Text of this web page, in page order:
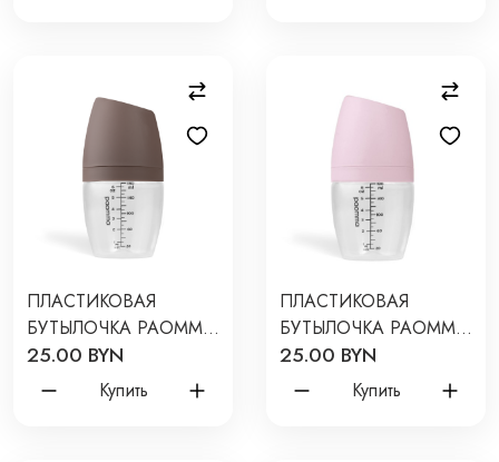
ПЛАСТИКОВАЯ
БУТЫЛОЧКА PAOMMA
180 МЛ ЦВЕТ: TAUPE
25.00 BYN
Купить
ПЛАСТИКОВАЯ
БУТЫЛОЧКА PAOMMA
180 МЛ ЦВЕТ: ZEPHYR
25.00 BYN
Купить